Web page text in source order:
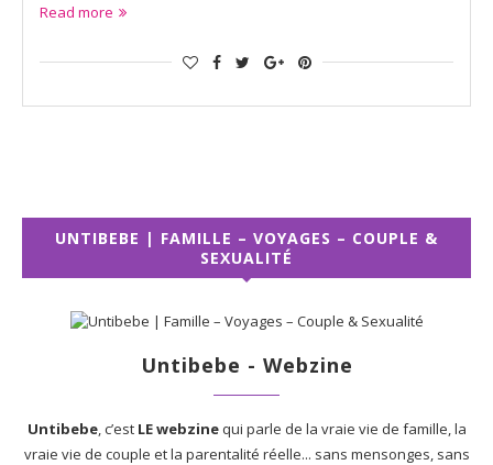
Read more
UNTIBEBE | FAMILLE – VOYAGES – COUPLE &
SEXUALITÉ
Untibebe - Webzine
Untibebe, c’est LE webzinequi parle de la vraie vie de famille, la
vraie vie de couple et la parentalité réelle... sans mensonges, sans